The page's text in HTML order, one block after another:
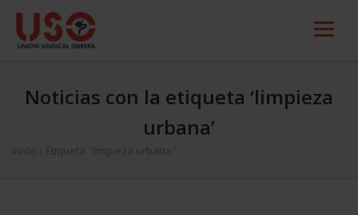
Noticias con la etiqueta ‘limpieza
urbana’
Inicio Etiqueta "limpieza urbana"